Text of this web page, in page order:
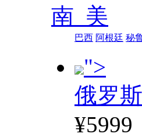
南 美
巴西 阿根廷 秘
">
俄罗
¥5999